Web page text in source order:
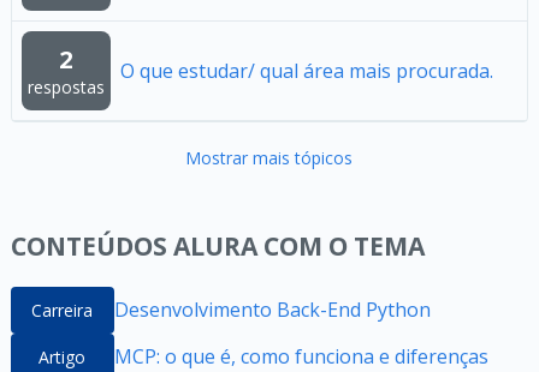
2
respostas
O que estudar/ qual área mais procurada.
Mostrar mais tópicos
CONTEÚDOS ALURA COM O TEMA
Carreira Desenvolvimento Back-End Python
Artigo MCP: o que é, como funciona e diferenças